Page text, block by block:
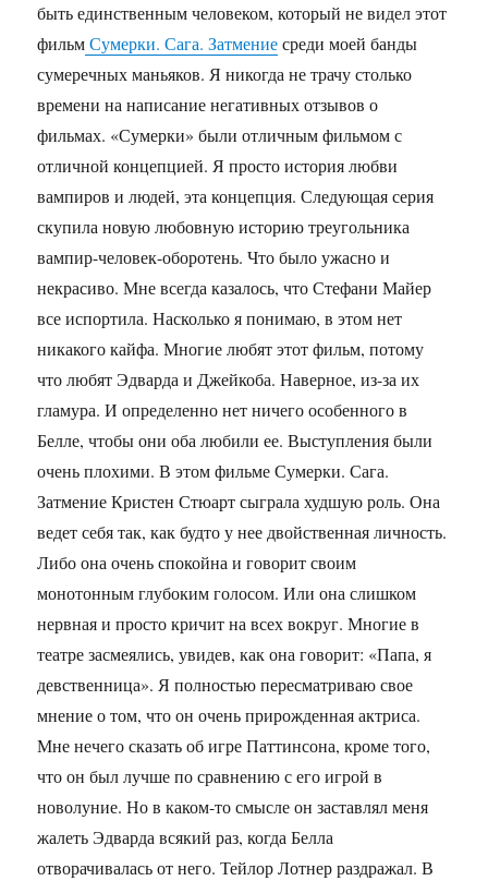
быть единственным человеком, который не видел этот
фильм Сумерки. Сага. Затмениесреди моей банды
сумеречных маньяков. Я никогда не трачу столько
времени на написание негативных отзывов о
фильмах. «Сумерки» были отличным фильмом с
отличной концепцией. Я просто история любви
вампиров и людей, эта концепция. Следующая серия
скупила новую любовную историю треугольника
вампир-человек-оборотень. Что было ужасно и
некрасиво. Мне всегда казалось, что Стефани Майер
все испортила. Насколько я понимаю, в этом нет
никакого кайфа. Многие любят этот фильм, потому
что любят Эдварда и Джейкоба. Наверное, из-за их
гламура. И определенно нет ничего особенного в
Белле, чтобы они оба любили ее. Выступления были
очень плохими. В этом фильме Сумерки. Сага.
Затмение Кристен Стюарт сыграла худшую роль. Она
ведет себя так, как будто у нее двойственная личность.
Либо она очень спокойна и говорит своим
монотонным глубоким голосом. Или она слишком
нервная и просто кричит на всех вокруг. Многие в
театре засмеялись, увидев, как она говорит: «Папа, я
девственница». Я полностью пересматриваю свое
мнение о том, что он очень прирожденная актриса.
Мне нечего сказать об игре Паттинсона, кроме того,
что он был лучше по сравнению с его игрой в
новолуние. Но в каком-то смысле он заставлял меня
жалеть Эдварда всякий раз, когда Белла
отворачивалась от него. Тейлор Лотнер раздражал. В